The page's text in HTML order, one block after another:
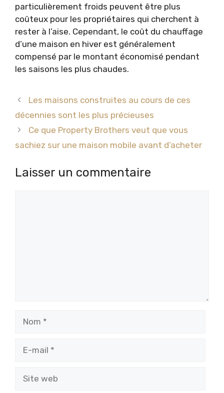
particulièrement froids peuvent être plus
coûteux pour les propriétaires qui cherchent à
rester à l’aise. Cependant, le coût du chauffage
d’une maison en hiver est généralement
compensé par le montant économisé pendant
les saisons les plus chaudes.
Les maisons construites au cours de ces
décennies sont les plus précieuses
Ce que Property Brothers veut que vous
sachiez sur une maison mobile avant d’acheter
Laisser un commentaire
mail
web